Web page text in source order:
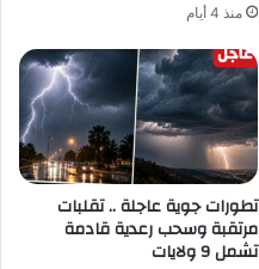
منذ 4 أيام
تطورات جوية عاجلة .. تقلبات
مرتقبة وسحب رعدية قادمة
تشمل 9 ولايات